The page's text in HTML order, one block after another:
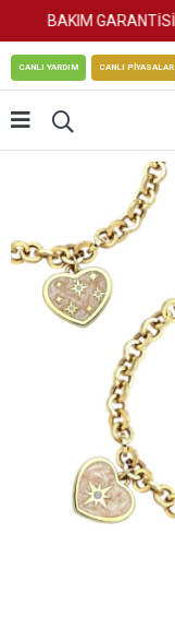
BAKIM GARANTİSİ
CANLI YARDIM CANLI PİYASALAR